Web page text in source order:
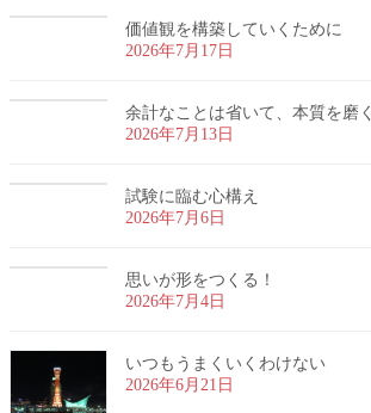
価値観を構築していくために
2026年7月17日
余計なことは省いて、本質を磨く
2026年7月13日
試験に臨む心構え
2026年7月6日
思いが形をつくる！
2026年7月4日
いつもうまくいくわけない
2026年6月21日